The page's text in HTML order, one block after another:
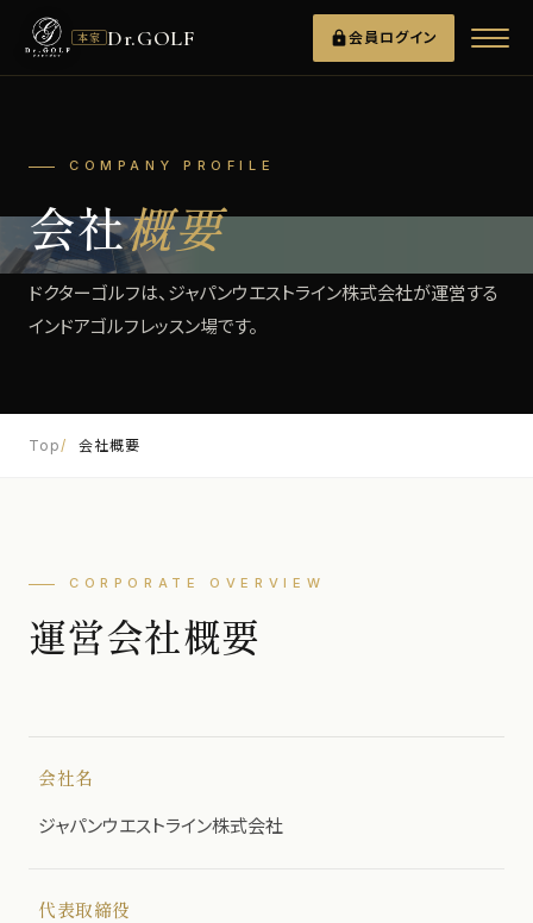
本家 Dr.GOLF lock会員ログイン
COMPANY PROFILE
会社概要
ドクターゴルフは、ジャパンウエストライン株式会社が運営する
インドアゴルフレッスン場です。
Top 会社概要
CORPORATE OVERVIEW
運営会社概要
会社名
ジャパンウエストライン株式会社
代表取締役